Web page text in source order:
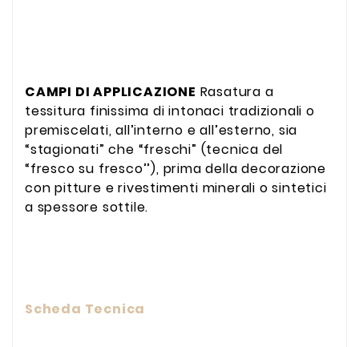
CAMPI DI APPLICAZIONE Rasatura a
tessitura finissima di intonaci tradizionali o
premiscelati, all’interno e all’esterno, sia
“stagionati” che “freschi” (tecnica del
“fresco su fresco’’), prima della decorazione
con pitture e rivestimenti minerali o sintetici
a spessore sottile.
Scheda Tecnica